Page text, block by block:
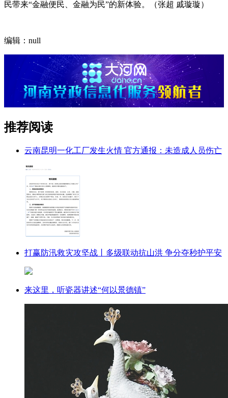
民带来“金融便民、金融为民”的新体验。（张超 戚璇璇）
编辑：null
推荐阅读
云南昆明一化工厂发生火情 官方通报：未造成人员伤亡
打赢防汛救灾攻坚战丨多级联动抗山洪 争分夺秒护平安
来这里，听瓷器讲述“何以景德镇”